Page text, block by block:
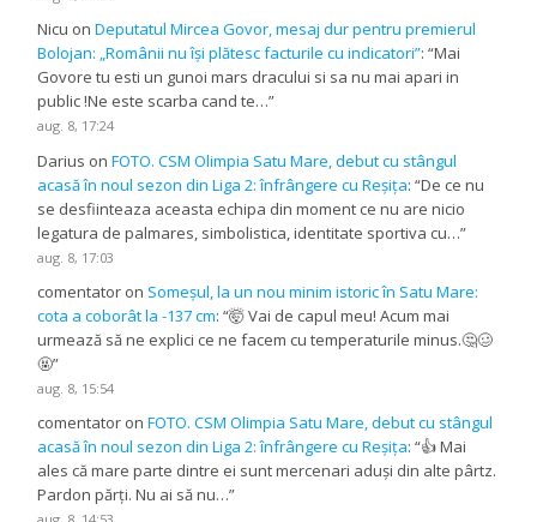
Nicu onDeputatul Mircea Govor, mesaj dur pentru premierul
Bolojan: „Românii nu își plătesc facturile cu indicatori”: “Mai
Govore tu esti un gunoi mars dracului si sa nu mai apari in
public !Ne este scarba cand te…”
aug. 8, 17:24
Darius onFOTO. CSM Olimpia Satu Mare, debut cu stângul
acasă în noul sezon din Liga 2: înfrângere cu Reșița: “De ce nu
se desfiinteaza aceasta echipa din moment ce nu are nicio
legatura de palmares, simbolistica, identitate sportiva cu…”
aug. 8, 17:03
comentator on Someșul, la un nou minim istoric în Satu Mare:
cota a coborât la -137 cm: “🤯 Vai de capul meu! Acum mai
urmează să ne explici ce ne facem cu temperaturile minus.🤔🥴
🤬”
aug. 8, 15:54
comentator onFOTO. CSM Olimpia Satu Mare, debut cu stângul
acasă în noul sezon din Liga 2: înfrângere cu Reșița: “👍 Mai
ales că mare parte dintre ei sunt mercenari aduși din alte pârtz.
Pardon părți. Nu ai să nu…”